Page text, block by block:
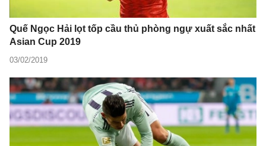
Quế Ngọc Hải lọt tốp cầu thủ phòng ngự xuất sắc nhất
Asian Cup 2019
03/02/2019